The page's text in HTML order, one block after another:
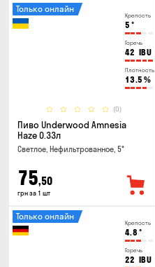
Крепость
5 °
Горечь
42 IBU
Плотность
13.5 %
(0)
Только онлайн
Пиво Underwood Amnesia
Haze 0.33л
Светлое, Нефильтрованное, 5°
75,50
грн за 1 шт
Крепость
4.8 °
Горечь
22 IBU
Только онлайн